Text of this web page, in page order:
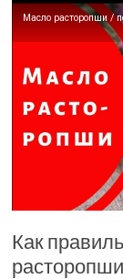
Масло расторопши /
Как